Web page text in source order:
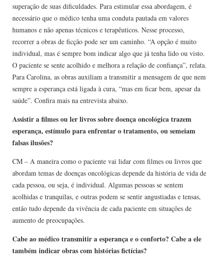
superação de suas dificuldades. Para estimular essa abordagem, é
necessário que o médico tenha uma conduta pautada em valores
humanos e não apenas técnicos e terapêuticos. Nesse processo,
recorrer a obras de ficção pode ser um caminho. “A opção é muito
individual, mas é sempre bom indicar algo que já tenha lido ou visto.
O paciente se sente acolhido e melhora a relação de confiança”, relata.
Para Carolina, as obras auxiliam a transmitir a mensagem de que nem
sempre a esperança está ligada à cura, “mas em ficar bem, apesar da
saúde”. Confira mais na entrevista abaixo.
Assistir a filmes ou ler livros sobre doença oncológica trazem
esperança, estímulo para enfrentar o tratamento, ou semeiam
falsas ilusões?
CM – A maneira como o paciente vai lidar com filmes ou livros que
abordam temas de doenças oncológicas depende da história de vida de
cada pessoa, ou seja, é individual. Algumas pessoas se sentem
acolhidas e tranquilas, e outras podem se sentir angustiadas e tensas,
então tudo depende da vivência de cada paciente em situações de
aumento de preocupações.
Cabe ao médico transmitir a esperança e o conforto? Cabe a ele
também indicar obras com histórias fictícias?